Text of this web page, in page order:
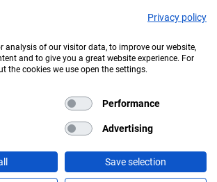
Privacy policy
analysis of our visitor data, to improve our website,
and to give you a great website experience. For
the cookies we use open the settings.
Performance
Advertising
Save selection